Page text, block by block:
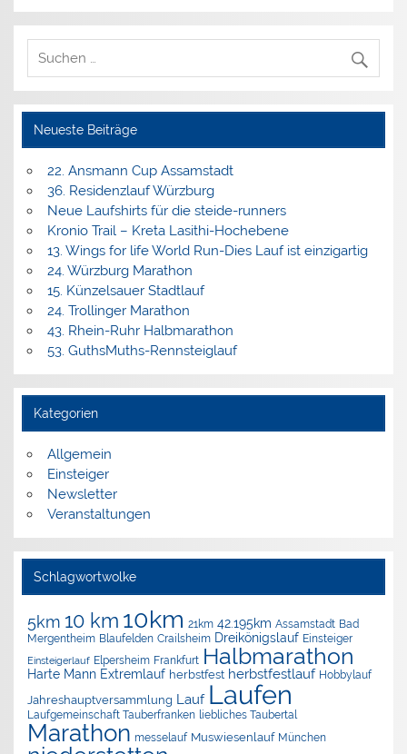
Neueste Beiträge
22. Ansmann Cup Assamstadt
36. Residenzlauf Würzburg
Neue Laufshirts für die steide-runners
Kronio Trail – Kreta Lasithi-Hochebene
13. Wings for life World Run-Dies Lauf ist einzigartig
24. Würzburg Marathon
15. Künzelsauer Stadtlauf
24. Trollinger Marathon
43. Rhein-Ruhr Halbmarathon
53. GuthsMuths-Rennsteiglauf
Kategorien
Allgemein
Einsteiger
Newsletter
Veranstaltungen
Schlagwortwolke
5km 10 km 10km 21km 42.195km Assamstadt Bad
Mergentheim Blaufelden Crailsheim Dreikönigslauf Einsteiger
Einsteigerlauf Elpersheim Frankfurt Halbmarathon
Harte Mann Extremlauf herbstfest herbstfestlauf Hobbylauf
Jahreshauptversammlung Lauf Laufen
Laufgemeinschaft Tauberfranken liebliches Taubertal
Marathon messelauf Muswiesenlauf München